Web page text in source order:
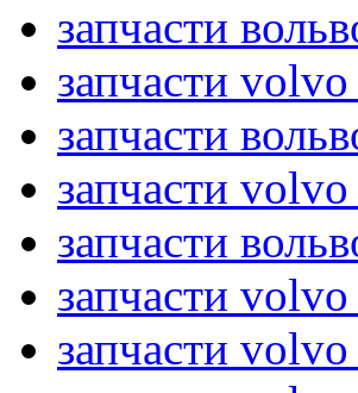
запчасти
запчасти volvo
запчасти
запчасти volvo
запчасти
запчасти
запчасти